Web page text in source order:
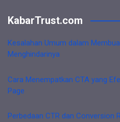
KabarTrust.com
Kesalahan Umum dalam
Menghindarinya
Cara Menempatkan CTA yang
Page
Perbedaan CTR dan Conversion